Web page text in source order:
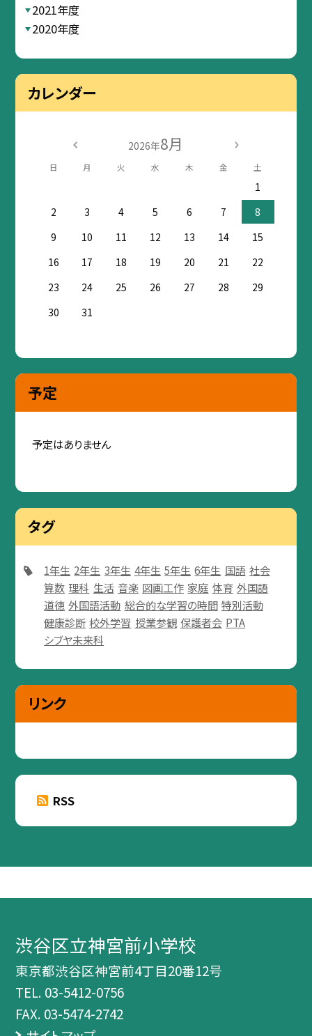
2021年度
2020年度
カレンダー
2026年8月
日 月 火 水 木 金 土
1
2
3 4 5 6 7
8
9
10 11 12 13 14
15
16
17 18 19 20 21
22
23
24 25 26 27 28
29
30
31
予定
予定はありません
タグ
1年生 2年生 3年生 4年生 5年生 6年生 国語 社会
算数 理科 生活 音楽 図画工作 家庭 体育 外国語
道徳 外国語活動 総合的な学習の時間 特別活動
健康診断 校外学習 授業参観 保護者会 PTA
シブヤ未来科
リンク
RSS
渋谷区立神宮前小学校
東京都渋谷区神宮前4丁目20番12号
TEL. 03-5412-0756
FAX. 03-5474-2742